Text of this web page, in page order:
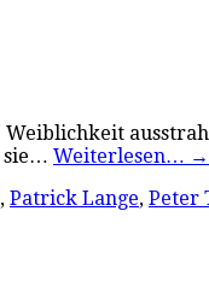
sie… Weiterlesen… →
, Patrick Lange, Peter